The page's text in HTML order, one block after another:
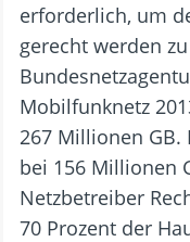
erforderlich, um
gerecht werden
Mobilfunknetz
267 Millionen
bei 156 Millionen
Netzbetreiber
70 Prozent der